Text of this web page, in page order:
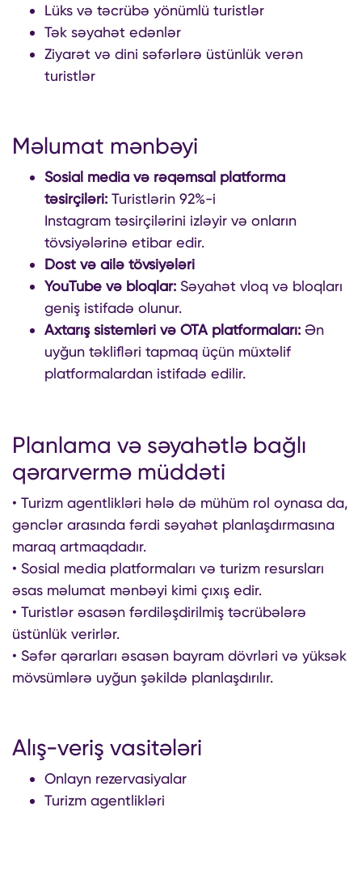
Lüks və təcrübə yönümlü turistlər
Tək səyahət edənlər
Ziyarət və dini səfərlərə üstünlük verən
turistlər
Məlumat mənbəyi
Sosial media və rəqəmsal platforma
təsirçiləri: Turistlərin 92%-i
Instagram təsirçilərini izləyir və onların
tövsiyələrinə etibar edir.
Dost və ailə tövsiyələri
YouTube və bloqlar: Səyahət vloq və bloqları
geniş istifadə olunur.
Axtarış sistemləri və OTA platformaları: Ən
uyğun təklifləri tapmaq üçün müxtəlif
platformalardan istifadə edilir.
Planlama və səyahətlə bağlı
qərarvermə müddəti
• Turizm agentlikləri hələ də mühüm rol oynasa da,
gənclər arasında fərdi səyahət planlaşdırmasına
maraq artmaqdadır.
• Sosial media platformaları və turizm resursları
əsas məlumat mənbəyi kimi çıxış edir.
• Turistlər əsasən fərdiləşdirilmiş təcrübələrə
üstünlük verirlər.
• Səfər qərarları əsasən bayram dövrləri və yüksək
mövsümlərə uyğun şəkildə planlaşdırılır.
Alış-veriş vasitələri
Onlayn rezervasiyalar
Turizm agentlikləri